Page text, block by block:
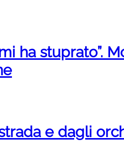
mi ha stuprato”.
e dagli